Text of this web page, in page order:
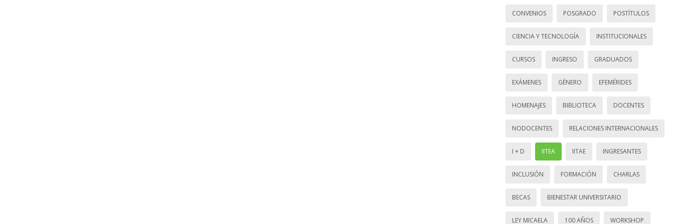
CONVENIOS POSGRADO POSTÍTULOS
CIENCIA Y TECNOLOGÍA INSTITUCIONALES
CURSOS INGRESO GRADUADOS
EXÁMENES GÉNERO EFEMÉRIDES
HOMENAJES BIBLIOTECA DOCENTES
NODOCENTES RELACIONES INTERNACIONALES
I + D IITEA IITAE INGRESANTES
INCLUSIÓN FORMACIÓN CHARLAS
BECAS BIENESTAR UNIVERSITARIO
LEY MICAELA 100 AÑOS WORKSHOP